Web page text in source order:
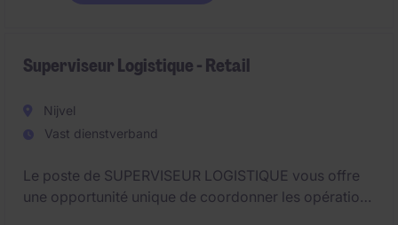
Superviseur Logistique - Retail
Nijvel
Vast dienstverband
Le poste de SUPERVISEUR LOGISTIQUE vous offre
une opportunité unique de coordonner les opérations